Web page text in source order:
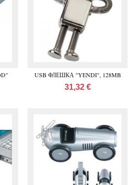
USB ФЛЕШКА "YENDI", 128MB
31,32 €